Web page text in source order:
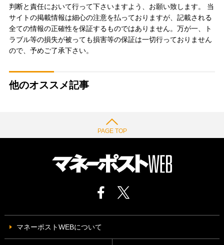
判断と責任において行って下さいますよう、お願い致します。 当
サイトの掲載情報は細心の注意を払っておりますが、記載される
全ての情報の正確性を保証するものではありません。万が一、ト
ラブル等の損失が被っても損害等の保証は一切行っておりません
ので、予めご了承下さい。
他のオススメ記事
PAGE TOP
マネーポストWEBについて